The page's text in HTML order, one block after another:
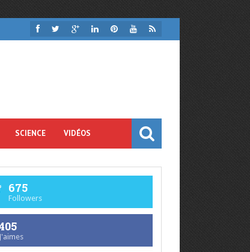
SCIENCE VIDÉOS
675
Followers
J'aimes